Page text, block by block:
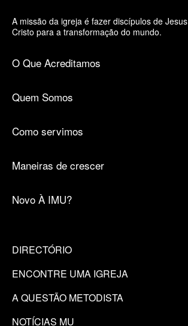
A missão da igreja é fazer discípulos de Jesus
Cristo para a transformação do mundo.
O Que Acreditamos
Quem Somos
Como servimos
Maneiras de crescer
Novo À IMU?
DIRECTÓRIO
ENCONTRE UMA IGREJA
A QUESTÃO METODISTA
NOTÍCIAS MU